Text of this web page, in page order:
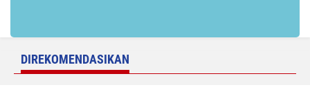
DIREKOMENDASIKAN